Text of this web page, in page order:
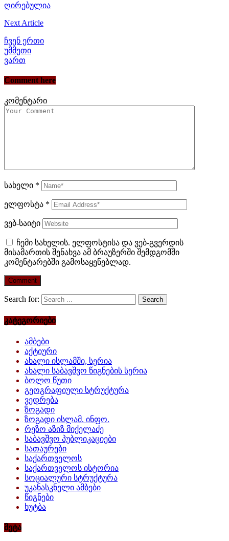
ღირებულია
Next Article
ჩვენ ერთი
უმმეთი
ვართ
Comment here
კომენტარი
სახელი *
ელფოსტა *
ვებ-საიტი
ჩემი სახელის. ელფოსტისა და ვებ-გვერდის
მისამართის შენახვა ამ ბრაუზერში შემდგომში
კომენტარებში გამოსაყენებლად.
Search for:
კატეგორიები
ამბები
აქტიური
ახალი ისლამში, სერია
ახალი საბავშვო წიგნების სერია
ბოლო წუთი
გეოგრაფიული სტრუქტურა
ვედრება
ზოგადი
ზოგადი ისლამ. ინფო.
რეზო აზიზ მიქელაძე
საბავშვო პუბლიკაციები
სათაურები
საქართველოს
საქართველოს ისტორია
სოციალური სტრუქტურა
უკანასკნელი ამბები
წიგნები
ხუტბა
მეტა